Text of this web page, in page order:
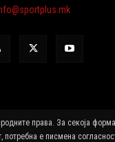
права. За секоја
потребна е писмена